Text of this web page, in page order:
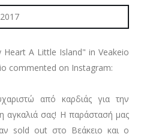
Albums
News
A Little Island" in Veakeio
commented on Instagram:
από καρδιάς για την
αγκαλιά σας! Η παράστασή μας
sold out στο Βεάκειο και ο